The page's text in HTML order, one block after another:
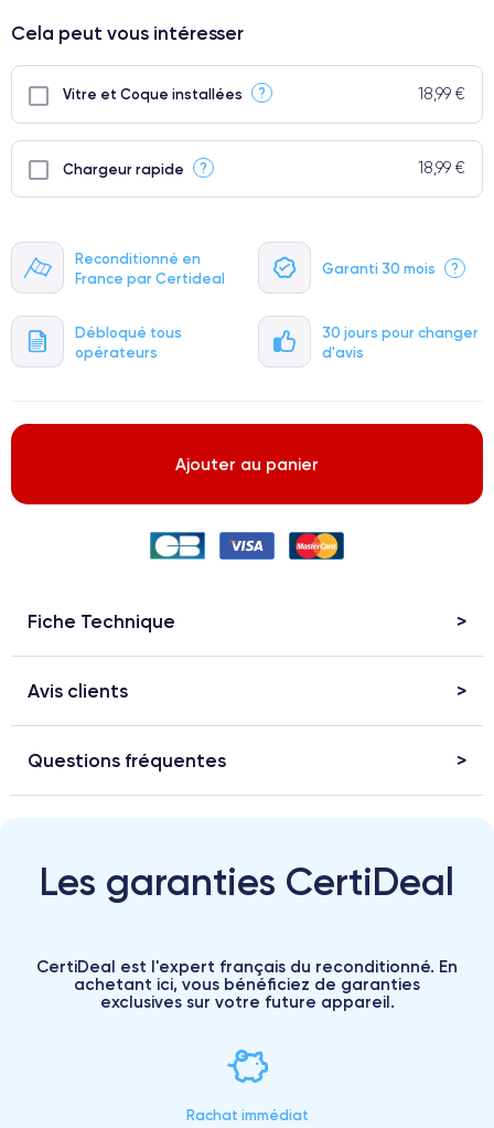
Reconditionné en
France par Certideal
Garanti 30 mois ?
Débloqué tous
opérateurs
30 jours pour changer
d'avis
Cela peut vous intéresser
Vitre et Coque installées ? 18,99 €
Chargeur rapide ? 18,99 €
Ajouter au panier
Fiche Technique
Avis clients
Questions fréquentes
Les garanties CertiDeal
CertiDeal est l'expert français du reconditionné. En
achetant ici, vous bénéficiez de garanties
exclusives sur votre future appareil.
Rachat immédiat